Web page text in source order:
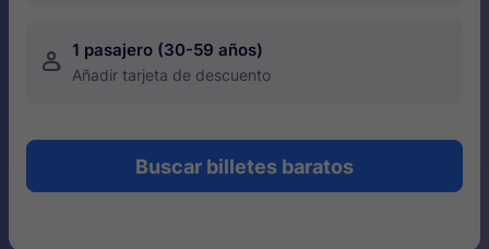
󱍂 1 pasajero (30-59 años)
Añadir tarjeta de descuento
Buscar billetes baratos